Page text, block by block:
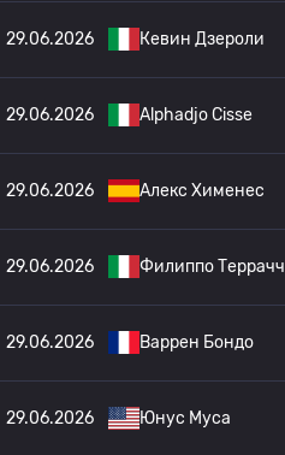
29.06.2026 Кевин Дзероли
29.06.2026 Alphadjo Cisse
29.06.2026 Алекс Хименес
29.06.2026 Филиппо Террачч
29.06.2026 Варрен Бондо
29.06.2026 Юнус Муса